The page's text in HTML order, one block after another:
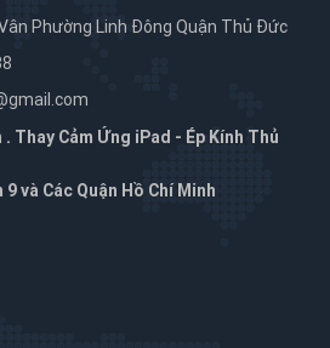
Phường Linh Đông Quận Thủ Đức
Thay Cảm Ứng iPad - Ép Kính Thủ
và Các Quận Hồ Chí Minh